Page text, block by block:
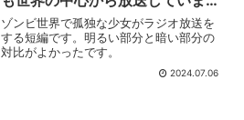
す。
ゾンビ世界で孤独な少女がラジオ放送を
する短編です。明るい部分と暗い部分の
対比がよかったです。
2024.07.06